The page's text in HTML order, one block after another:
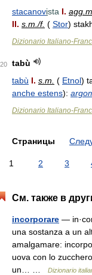
stacanovista I.
II. s.m./f. ( Stor)
Dizionario Italiano-
20
tabù
tabù I. s.m. ( Etnol)
anche estens):
Dizionario Italiano-
Страницы
1 2 3
См. также в
incorporare —
una sostanza a un
amalgamare:
uova con lo
un… …
Dizionario